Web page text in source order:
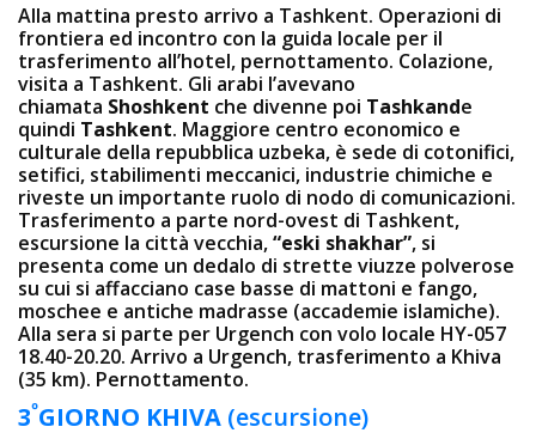
Alla mattina presto arrivo a Tashkent. Operazioni di
frontiera ed incontro con la guida locale per il
trasferimento all’hotel, pernottamento. Colazione,
visita a Tashkent. Gli arabi l’avevano
chiamata Shoshkent che divenne poi Tashkande
quindi Tashkent. Maggiore centro economico e
culturale della repubblica uzbeka, è sede di cotonifici,
setifici, stabilimenti meccanici, industrie chimiche e
riveste un importante ruolo di nodo di comunicazioni.
Trasferimento a parte nord-ovest di Tashkent,
escursione la città vecchia,“eski shakhar”, si
presenta come un dedalo di strette viuzze polverose
su cui si affacciano case basse di mattoni e fango,
moschee e antiche madrasse (accademie islamiche).
Alla sera si parte per Urgench con volo locale HY-057
18.40-20.20. Arrivo a Urgench, trasferimento a Khiva
(35 km). Pernottamento.
3ºGIORNO KHIVA (escursione)